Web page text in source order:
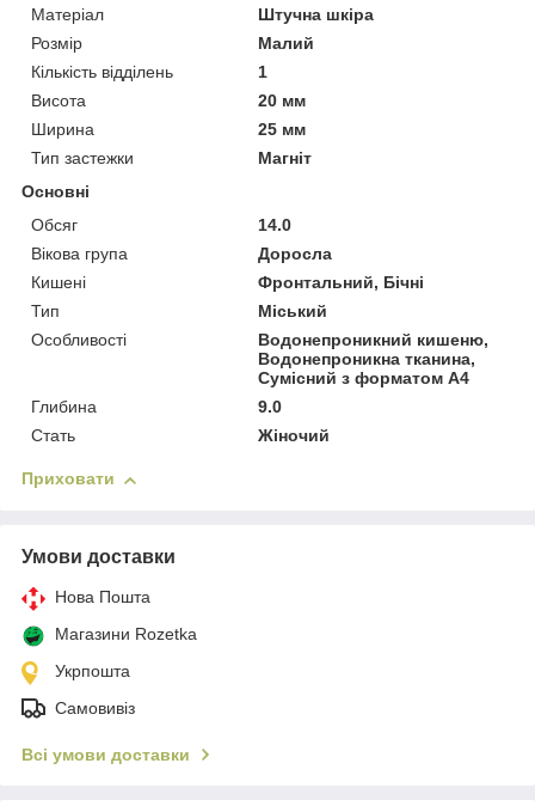
Матеріал
Штучна шкіра
Розмір
Малий
Кількість відділень
1
Висота
20 мм
Ширина
25 мм
Тип застежки
Магніт
Основні
Обсяг
14.0
Вікова група
Доросла
Кишені
Фронтальний, Бічні
Тип
Міський
Особливості
Водонепроникний кишеню,
Водонепроникна тканина,
Сумісний з форматом А4
Глибина
9.0
Стать
Жіночий
Приховати
Умови доставки
Нова Пошта
Магазини Rozetka
Укрпошта
Самовивіз
Всі умови доставки